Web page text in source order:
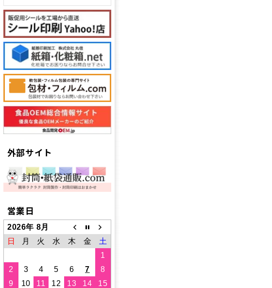
外部サイト
営業日
2026年 8月
日
月 火 水 木 金
土
1
2
3 4 5 6 7
8
9
10 11 12 13 14
15